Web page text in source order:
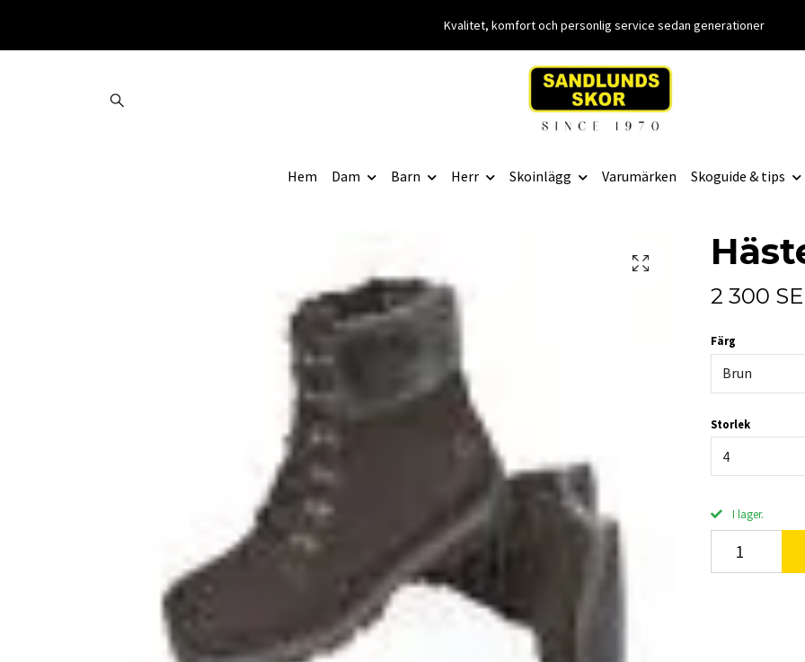
Kvalitet, komfort och personlig service sedan generationer
Hem Dam Barn Herr Skoinlägg Varumärken Skoguide & tips
2 300
Färg
Brun
Storlek
4
I lager.